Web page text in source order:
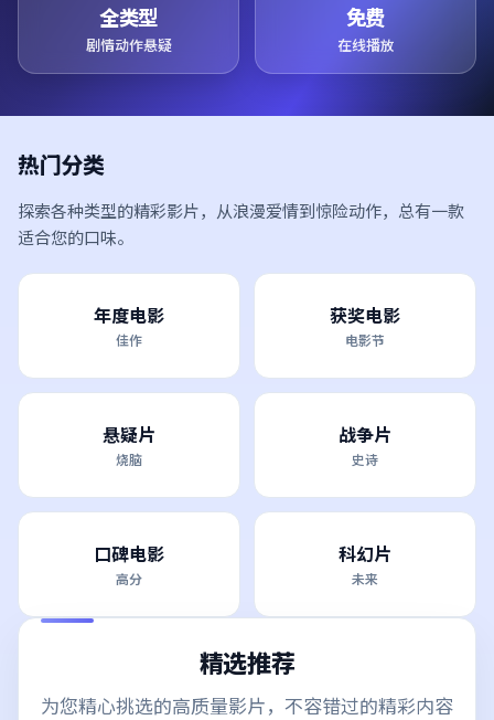
全类型
剧情动作悬疑
免费
在线播放
热门分类
探索各种类型的精彩影片，从浪漫爱情到惊险动作，总有一款
适合您的口味。
年度电影
佳作
获奖电影
电影节
悬疑片
烧脑
战争片
史诗
口碑电影
高分
科幻片
未来
精选推荐
为您精心挑选的高质量影片，不容错过的精彩内容